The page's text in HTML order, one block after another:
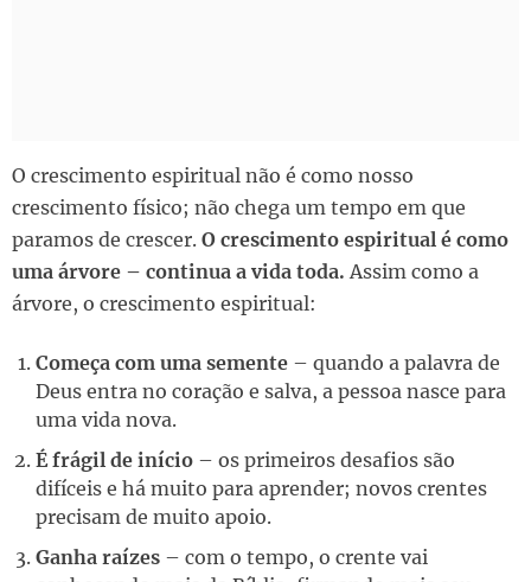
O crescimento espiritual não é como nosso
crescimento físico; não chega um tempo em que
paramos de crescer. O crescimento espiritual é como
uma árvore – continua a vida toda. Assim como a
árvore, o crescimento espiritual:
Começa com uma semente – quando a palavra de
Deus entra no coração e salva, a pessoa nasce para
uma vida nova.
É frágil de início – os primeiros desafios são
difíceis e há muito para aprender; novos crentes
precisam de muito apoio.
Ganha raízes – com o tempo, o crente vai